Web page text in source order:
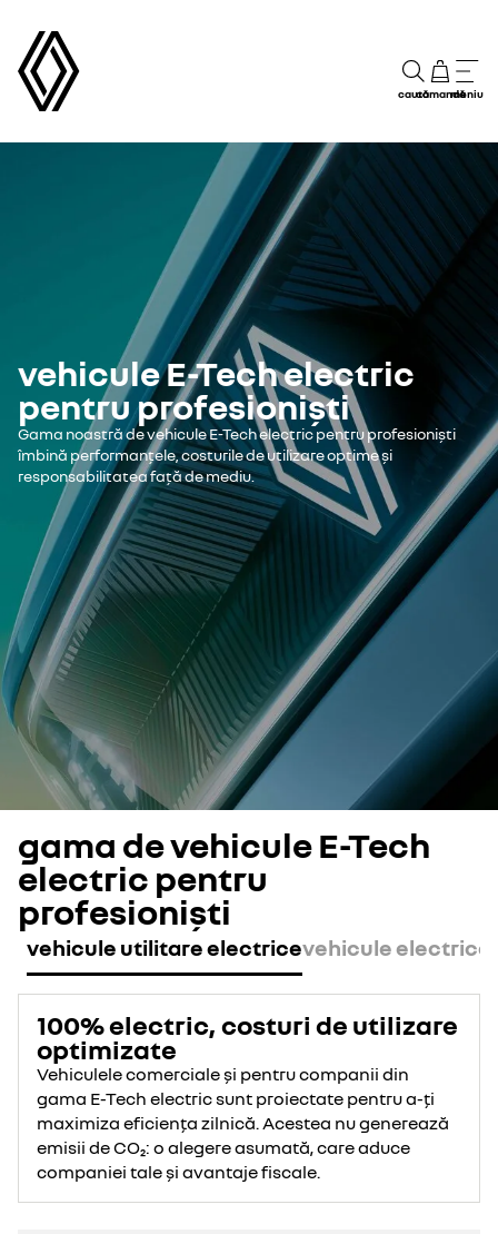
cautăcomandămeniu
vehicule E-Tech electric
pentru profesioniști
Gama noastră de vehicule E-Tech electric pentru profesioniști
îmbină performanțele, costurile de utilizare optime și
responsabilitatea față de mediu.
gama de vehicule E-Tech
electric pentru
profesioniști
vehicule utilitare electricevehicule electrice
100% electric, costuri de utilizare
optimizate
Vehiculele comerciale și pentru companii din
gama E-Tech electric sunt proiectate pentru a-ți
maximiza eficiența zilnică. Acestea nu generează
emisii de CO₂: o alegere asumată, care aduce
companiei tale și avantaje fiscale.